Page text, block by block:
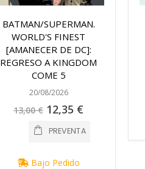
BATMAN/SUPERMAN.
WORLD'S FINEST
[AMANECER DE DC]:
REGRESO A KINGDOM
COME 5
20/08/2026
13,00 € Precio
especial
12,35 €
PREVENTA
Bajo Pedido